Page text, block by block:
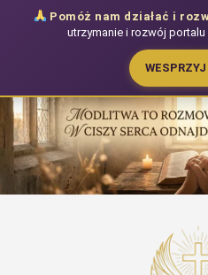
do
treści
Pomóż nam działać i
utrzymanie i rozwój